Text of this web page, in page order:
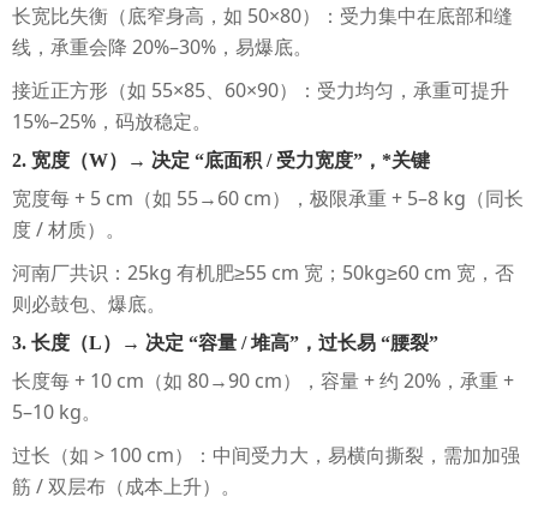
长宽比失衡（底窄身高，如 50×80）：受力集中在底部和缝
线，承重会降 20%–30%，易爆底。
接近正方形（如 55×85、60×90）：受力均匀，承重可提升
15%–25%，码放稳定。
2. 宽度（W）→ 决定 “底面积 / 受力宽度”，*关键
宽度每 + 5 cm（如 55→60 cm），极限承重 + 5–8 kg（同长
度 / 材质）。
河南厂共识：25kg 有机肥≥55 cm 宽；50kg≥60 cm 宽，否
则必鼓包、爆底。
3. 长度（L）→ 决定 “容量 / 堆高”，过长易 “腰裂”
长度每 + 10 cm（如 80→90 cm），容量 + 约 20%，承重 +
5–10 kg。
过长（如 > 100 cm）：中间受力大，易横向撕裂，需加加强
筋 / 双层布（成本上升）。